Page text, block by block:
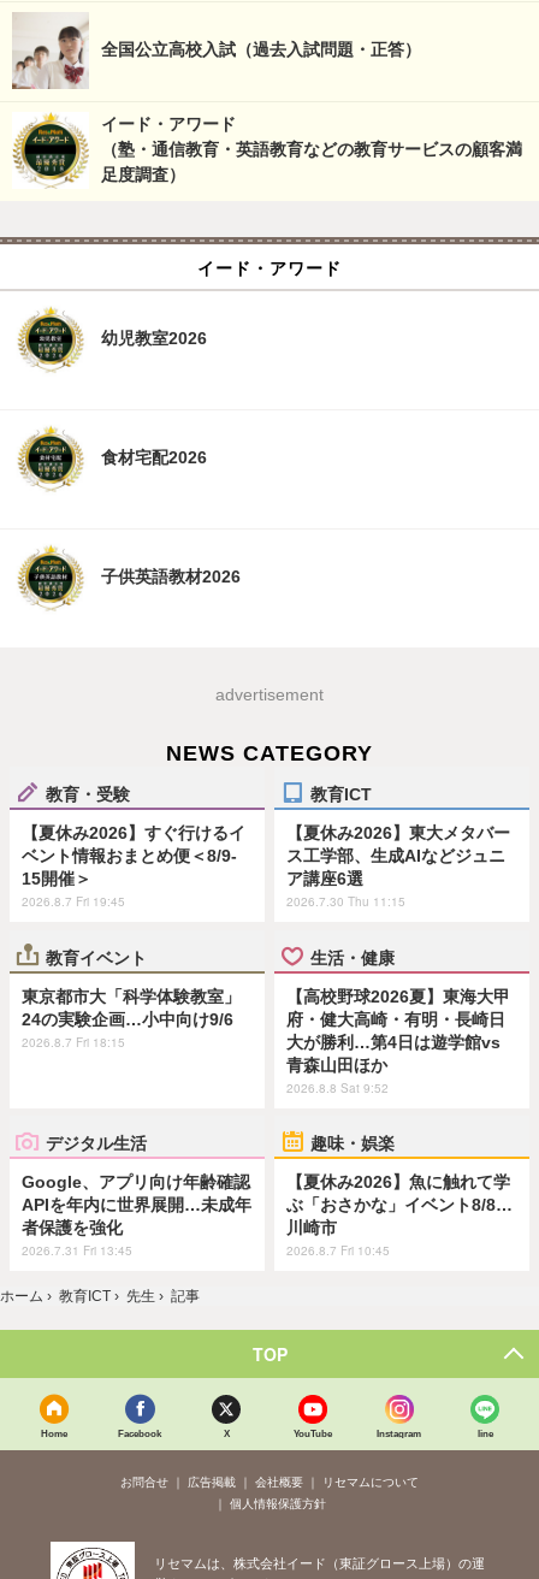
全国公立高校入試（過去入試問題・正答）
イード・アワード
（塾・通信教育・英語教育などの教育サービスの顧客満
足度調査）
イード・アワード
幼児教室2026
食材宅配2026
子供英語教材2026
advertisement
NEWS CATEGORY
教育・受験
【夏休み2026】すぐ行けるイ
ベント情報おまとめ便＜8/9-
15開催＞
2026.8.7 Fri 19:45
教育ICT
【夏休み2026】東大メタバー
ス工学部、生成AIなどジュニ
ア講座6選
2026.7.30 Thu 11:15
教育イベント
東京都市大「科学体験教室」
24の実験企画…小中向け9/6
2026.8.7 Fri 18:15
生活・健康
【高校野球2026夏】東海大甲
府・健大高崎・有明・長崎日
大が勝利…第4日は遊学館vs
青森山田ほか
2026.8.8 Sat 9:52
デジタル生活
Google、アプリ向け年齢確認
APIを年内に世界展開…未成年
者保護を強化
2026.7.31 Fri 13:45
趣味・娯楽
【夏休み2026】魚に触れて学
ぶ「おさかな」イベント8/8…
川崎市
2026.8.7 Fri 10:45
ホーム › 教育ICT › 先生 › 記事
TOP
Home Facebook X YouTube Instagram line
お問合せ 広告掲載 会社概要
リセマムについて
個人情報保護方針
リセマムは、株式会社イード（東証グロース上場）の運